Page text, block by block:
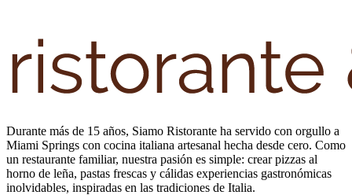
Durante más de 15 años, Siamo Ristorante ha servido con orgullo a
Miami Springs con cocina italiana artesanal hecha desde cero. Como
un restaurante familiar, nuestra pasión es simple: crear pizzas al
horno de leña, pastas frescas y cálidas experiencias gastronómicas
inolvidables, inspiradas en las tradiciones de Italia.